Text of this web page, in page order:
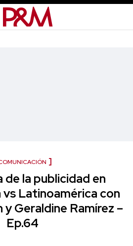
de la publicidad en
Latinoamérica con
y Geraldine Ramírez –
Ep.64